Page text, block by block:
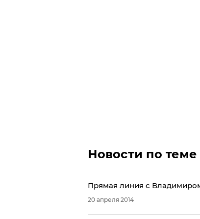
Новости по теме
Прямая линия с
20 апреля 2014